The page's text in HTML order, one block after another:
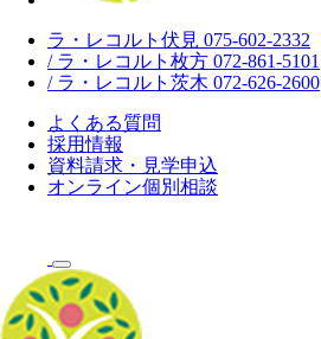
ラ・レコルト伏見 075-602-2332
/ ラ・レコルト枚方 072-861-5101
/ ラ・レコルト茨木 072-626-2600
よくある質問
採用情報
資料請求・見学申込
オンライン個別相談